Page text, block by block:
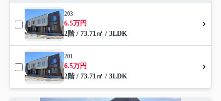
203
6.5万円
2階 / 73.71㎡ / 3LDK
201
6.5万円
2階 / 73.71㎡ / 3LDK